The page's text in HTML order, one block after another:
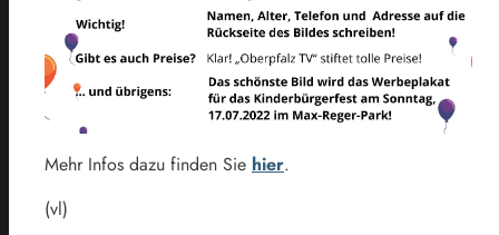
Mehr Infos dazu finden Sie hier.
(vl)